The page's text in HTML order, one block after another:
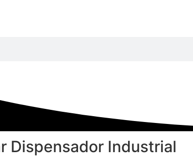
Dispensador Industrial